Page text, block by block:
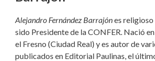
Alejandro Fernández Barrajónes
sido Presidente de la CONFER. Nació
el Fresno (Ciudad Real) y es autor de
publicados en Editorial Paulinas, el